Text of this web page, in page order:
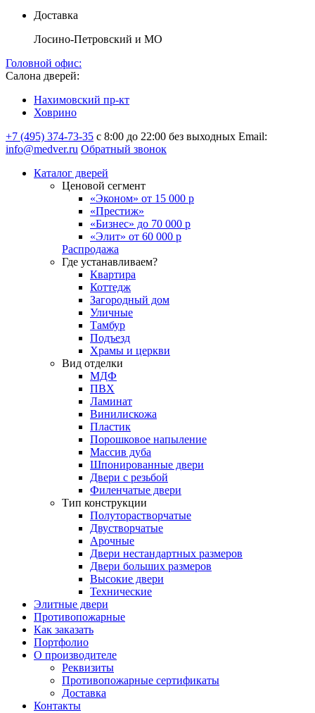
Доставка
Лосино-Петровский и МО
Головной офис:
Салона дверей:
Нахимовский пр-кт
Ховрино
+7 (495) 374-73-35 с 8:00 до 22:00 без выходных Email:
info@medver.ru Обратный звонок
Каталог дверей
Ценовой сегмент
«Эконом» от 15 000 р
«Престиж»
«Бизнес» до 70 000 р
«Элит» от 60 000 р
Распродажа
Где устанавливаем?
Квартира
Коттедж
Загородный дом
Уличные
Тамбур
Подъезд
Храмы и церкви
Вид отделки
МДФ
ПВХ
Ламинат
Винилискожа
Пластик
Порошковое напыление
Массив дуба
Шпонированные двери
Двери с резьбой
Филенчатые двери
Тип конструкции
Полуторастворчатые
Двустворчатые
Арочные
Двери нестандартных размеров
Двери больших размеров
Высокие двери
Технические
Элитные двери
Противопожарные
Как заказать
Портфолио
О производителе
Реквизиты
Противопожарные сертификаты
Доставка
Контакты